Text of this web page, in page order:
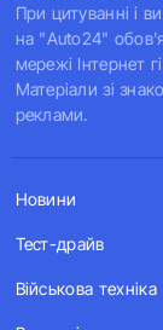
При цитуванні і
на "Auto24"
мережі Інтернет
Матеріали зі
реклами.
Новини
Тест-драйв
Військова техніка